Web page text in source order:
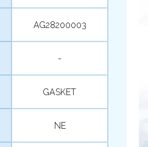
AG28200003
-
GASKET
NE